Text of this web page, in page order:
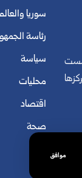
موافق
سوريا
رئاسة
سياسة
محليات
اقتصاد
صحة